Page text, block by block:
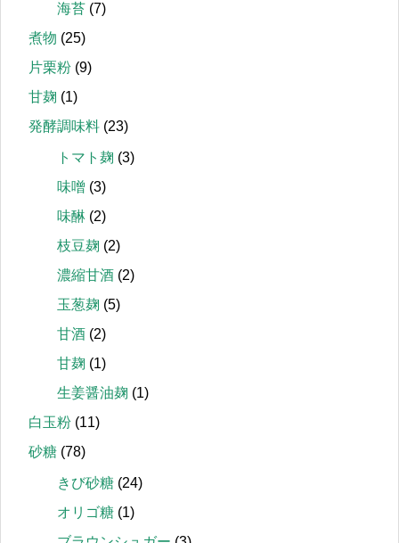
海苔 (7)
煮物 (25)
片栗粉 (9)
甘麹 (1)
発酵調味料 (23)
トマト麹 (3)
味噌 (3)
味醂 (2)
枝豆麹 (2)
濃縮甘酒 (2)
玉葱麹 (5)
甘酒 (2)
甘麹 (1)
生姜醤油麹 (1)
白玉粉 (11)
砂糖 (78)
きび砂糖 (24)
オリゴ糖 (1)